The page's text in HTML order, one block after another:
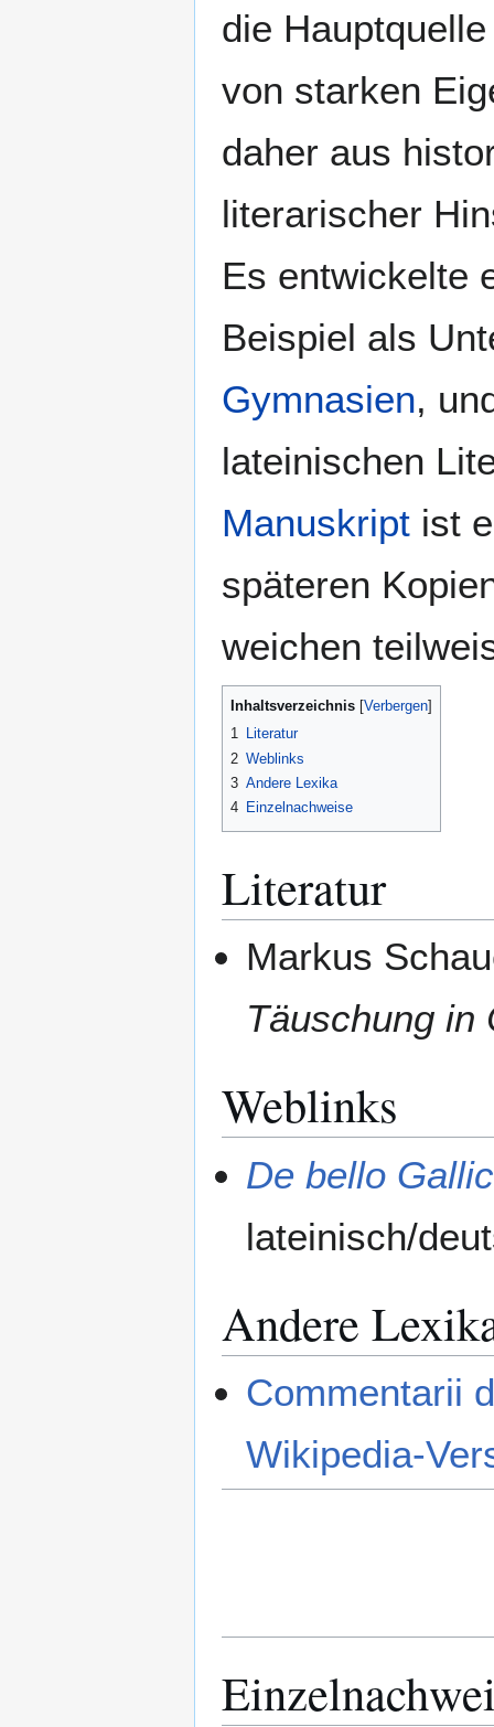
die
von starken
daher aus
literarischer
Es entwickelte
Beispiel als
Gymnasien,
lateinischen
Manuskript ist
späteren
weichen
Inhaltsverzeichnis
1 Literatur
2 Weblinks
3 Andere Lexika
4 Einzelnachweise
Literatur
Markus
Täuschung in
Weblinks
De bello
lateinisch/
Andere
Commentarii
Wikipedia-